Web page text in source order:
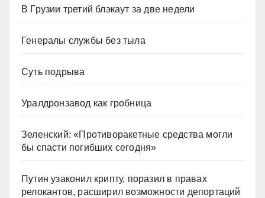
В Грузии третий блэкаут за две недели
Генералы службы без тыла
Суть подрыва
Уралдронзавод как гробница
Зеленский: «Противоракетные средства могли
бы спасти погибших сегодня»
Путин узаконил крипту, поразил в правах
релокантов, расширил возможности депортаций